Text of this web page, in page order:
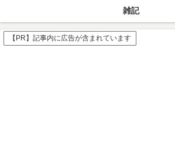
雑記
【PR】記事内に広告が含まれています